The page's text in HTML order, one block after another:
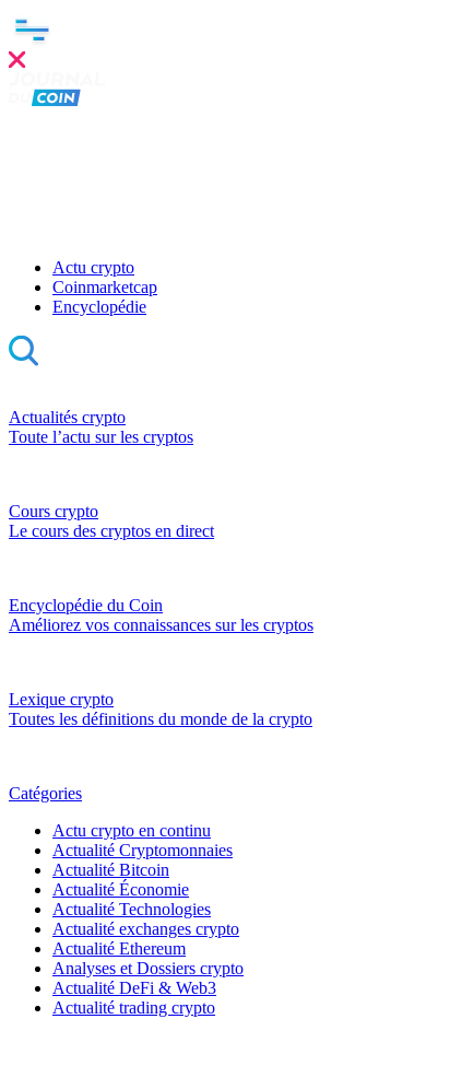
Actu crypto
Coinmarketcap
Encyclopédie
Actualités crypto
Toute l’actu sur les cryptos
Cours crypto
Le cours des cryptos en direct
Encyclopédie du Coin
Améliorez vos connaissances sur les cryptos
Lexique crypto
Toutes les définitions du monde de la crypto
Catégories
Actu crypto en continu
Actualité Cryptomonnaies
Actualité Bitcoin
Actualité Économie
Actualité Technologies
Actualité exchanges crypto
Actualité Ethereum
Analyses et Dossiers crypto
Actualité DeFi & Web3
Actualité trading crypto